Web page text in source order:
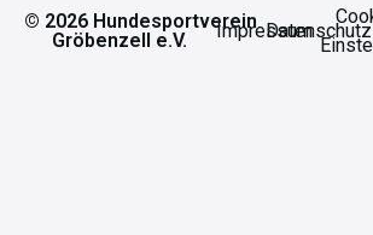
© 2026 Hundesportverein
Gröbenzell e.V.
ImpressumDatenschutz